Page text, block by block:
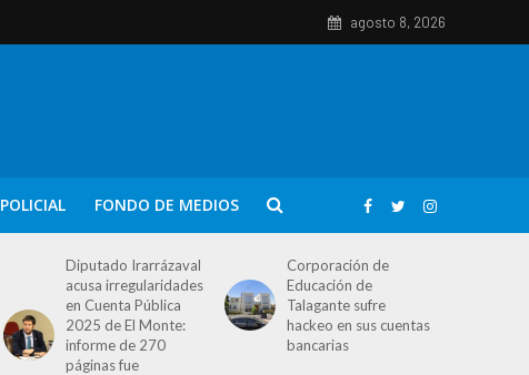
agosto 8, 2026
POLICIAL FONDO DE MEDIOS
Diputado Irarrázaval
acusa irregularidades
en Cuenta Pública
2025 de El Monte:
informe de 270
páginas fue
Corporación de
Educación de
Talagante sufre
hackeo en sus cuentas
bancarias